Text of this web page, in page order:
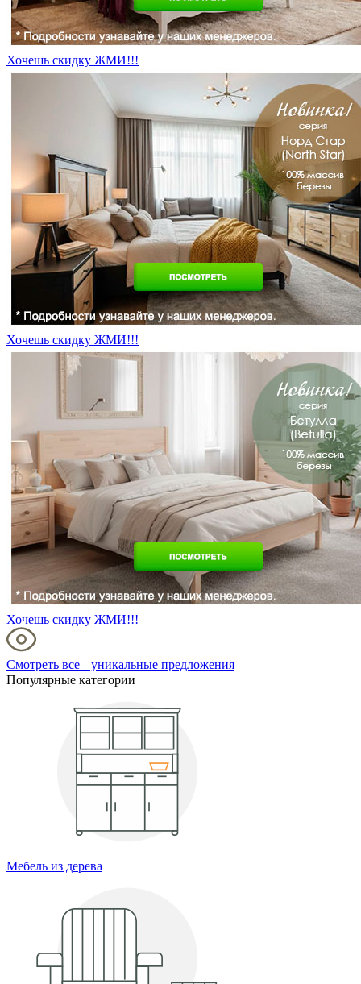
Хочешь скидку ЖМИ!!!
Хочешь скидку ЖМИ!!!
Хочешь скидку ЖМИ!!!
Смотреть все уникальные предложения
Популярные категории
Мебель из дерева